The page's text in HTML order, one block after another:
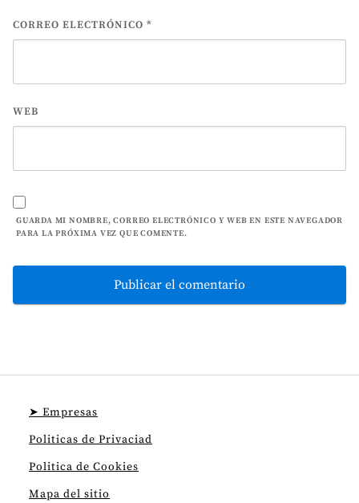
CORREO ELECTRÓNICO *
WEB
GUARDA MI NOMBRE, CORREO ELECTRÓNICO Y WEB EN ESTE NAVEGADOR
PARA LA PRÓXIMA VEZ QUE COMENTE.
➤ Empresas
Politicas de Privaciad
Politica de Cookies
Mapa del sitio